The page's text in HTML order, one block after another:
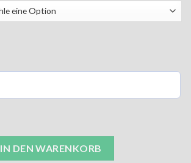
IN DEN WARENKORB